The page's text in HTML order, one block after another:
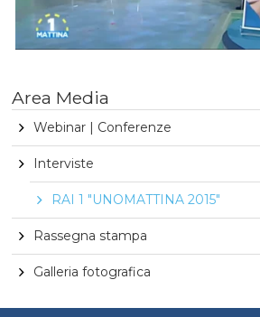
Area Media
Webinar | Conferenze
Interviste
RAI 1 "UNOMATTINA 2015"
Rassegna stampa
Galleria fotografica